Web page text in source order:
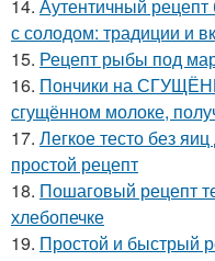
14. Аутентичный рецепт
с солодом: традиции и
15. Рецепт рыбы под
16. Пончики на
сгущённом молоке,
17. Легкое тесто без
простой рецепт
18. Пошаговый рецепт
хлебопечке
19. Простой и быстрый